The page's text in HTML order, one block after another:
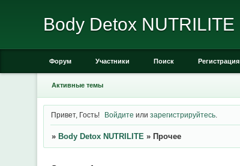
Body Detox NUTRILITE
Форум Участники Поиск Регистрация
Активные темы
Привет, Гость! Войдите илизарегистрируйтесь
» Body Detox NUTRILITE » Прочее